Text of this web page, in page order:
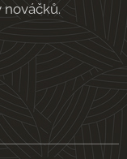
nováčků.